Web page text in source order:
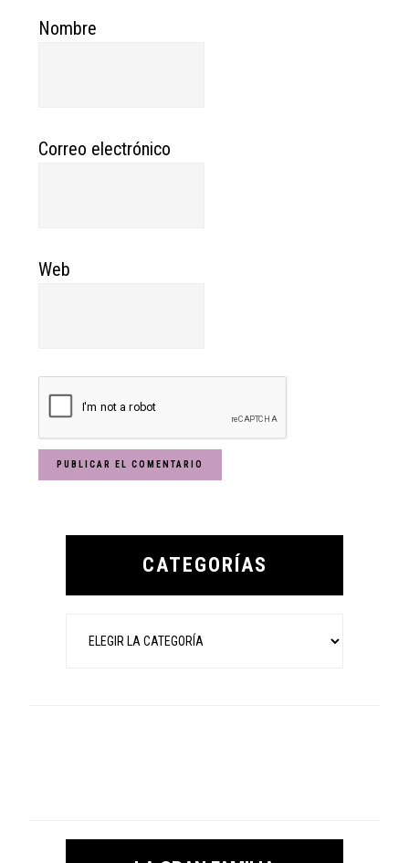
Nombre
Correo electrónico
Web
Primary
CATEGORÍAS